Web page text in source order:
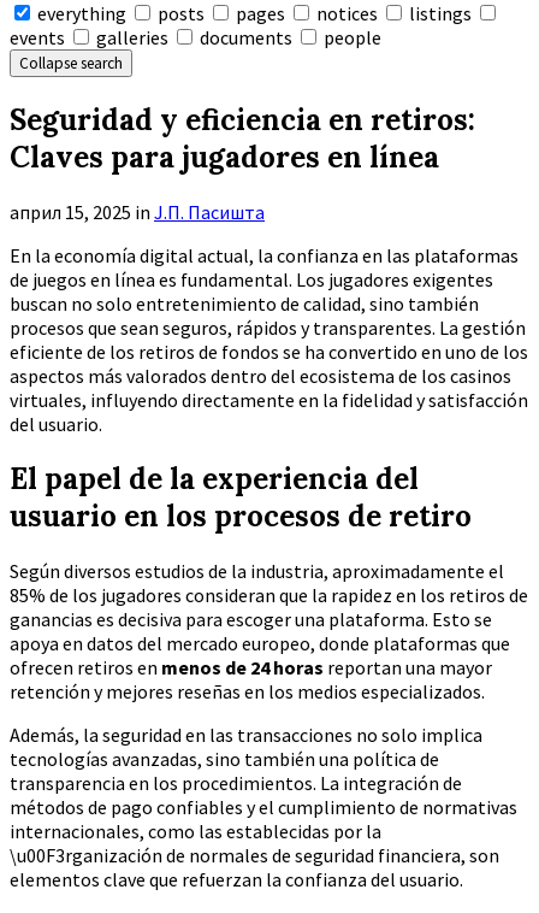
everything
posts pages notices
listings
events
galleries documents people
Collapse search
Seguridad y eficiencia en retiros:
Claves para jugadores en línea
април 15, 2025 in Ј.П. Пасишта
En la economía digital actual, la confianza en las plataformas
de juegos en línea es fundamental. Los jugadores exigentes
buscan no solo entretenimiento de calidad, sino también
procesos que sean seguros, rápidos y transparentes. La gestión
eficiente de los retiros de fondos se ha convertido en uno de los
aspectos más valorados dentro del ecosistema de los casinos
virtuales, influyendo directamente en la fidelidad y satisfacción
del usuario.
El papel de la experiencia del
usuario en los procesos de retiro
Según diversos estudios de la industria, aproximadamente el
85% de los jugadores consideran que la rapidez en los retiros de
ganancias es decisiva para escoger una plataforma. Esto se
apoya en datos del mercado europeo, donde plataformas que
ofrecen retiros en menos de 24 horas reportan una mayor
retención y mejores reseñas en los medios especializados.
Además, la seguridad en las transacciones no solo implica
tecnologías avanzadas, sino también una política de
transparencia en los procedimientos. La integración de
métodos de pago confiables y el cumplimiento de normativas
internacionales, como las establecidas por la
\u00F3rganización de normales de seguridad financiera, son
elementos clave que refuerzan la confianza del usuario.